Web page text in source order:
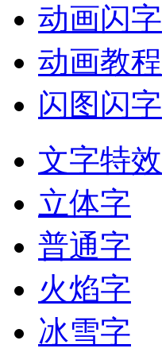
动画闪字
动画教程
闪图闪字
文字特效
立体字
普通字
火焰字
冰雪字